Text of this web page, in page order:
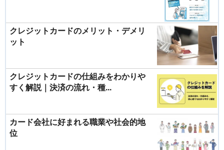
クレジットカードのメリット・デメリ
ット
クレジットカードの仕組みをわかりや
すく解説｜決済の流れ・種...
カード会社に好まれる職業や社会的地
位